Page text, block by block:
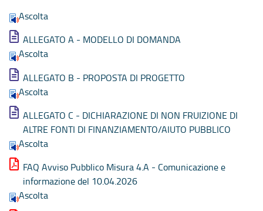
Ascolta
ALLEGATO A - MODELLO DI DOMANDA
Ascolta
ALLEGATO B - PROPOSTA DI PROGETTO
Ascolta
ALLEGATO C - DICHIARAZIONE DI NON FRUIZIONE DI
ALTRE FONTI DI FINANZIAMENTO/AIUTO PUBBLICO
Ascolta
FAQ Avviso Pubblico Misura 4.A - Comunicazione e
informazione del 10.04.2026
Ascolta